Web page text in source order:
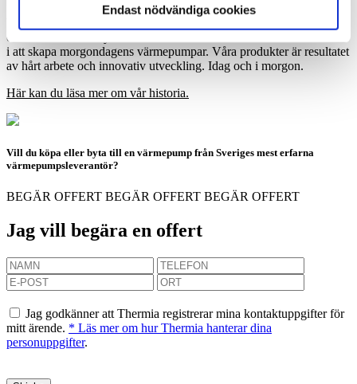
Endast nödvändiga cookies
och utvecklat. Analyserat och förbättrat – allt för att vara före vår tid
i att skapa morgondagens värmepumpar. Våra produkter är resultatet
av hårt arbete och innovativ utveckling. Idag och i morgon.
Här kan du läsa mer om vår historia.
Vill du köpa eller byta till en värmepump från Sveriges mest erfarna
värmepumpsleverantör?
BEGÄR OFFERT BEGÄR OFFERT BEGÄR OFFERT
Jag vill begära en offert
Jag godkänner att Thermia registrerar mina kontaktuppgifter för
mitt ärende. * Läs mer om hur Thermia hanterar dina
personuppgifter.